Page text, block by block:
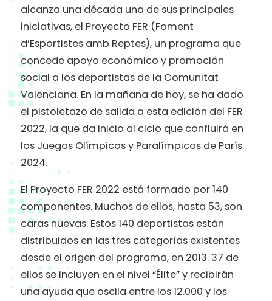
alcanza una década una de sus principales
iniciativas, el Proyecto FER (Foment
d’Esportistes amb Reptes), un programa que
concede apoyo económico y promoción
social a los deportistas de la Comunitat
Valenciana. En la mañana de hoy, se ha dado
el pistoletazo de salida a esta edición del FER
2022, la que da inicio al ciclo que confluirá en
los Juegos Olímpicos y Paralímpicos de París
2024.
El Proyecto FER 2022 está formado por 140
componentes. Muchos de ellos, hasta 53, son
caras nuevas. Estos 140 deportistas están
distribuidos en las tres categorías existentes
desde el origen del programa, en 2013. 37 de
ellos se incluyen en el nivel “Élite” y recibirán
una ayuda que oscila entre los 12.000 y los